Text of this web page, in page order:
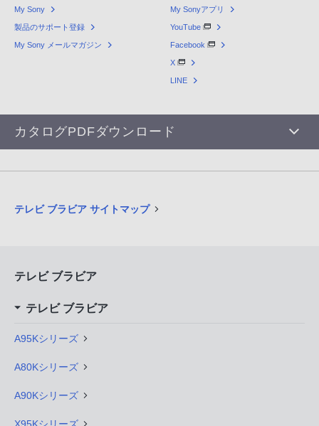
My Sony
製品のサポート登録
My Sony メールマガジン
My Sonyアプリ
YouTube
Facebook
X
LINE
カタログPDFダウンロード
テレビ ブラビア サイトマップ
テレビ ブラビア
テレビ ブラビア
A95Kシリーズ
A80Kシリーズ
A90Kシリーズ
X95Kシリーズ